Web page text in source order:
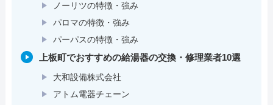
ノーリツの特徴・強み
パロマの特徴・強み
パーパスの特徴・強み
上板町でおすすめの給湯器の交換・修理業者10選
大和設備株式会社
アトム電器チェーン